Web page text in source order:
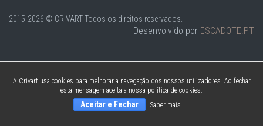
2015-2026 © CRIVARTTodos os direitos reservados.
Desenvolvido por ESCADOTE.PT
A Crivart usa cookies para melhorar a navegação dos nossos utilizadores. Ao fechar
esta mensagem aceita a nossa política de cookies.
Aceitar e Fechar Saber mais